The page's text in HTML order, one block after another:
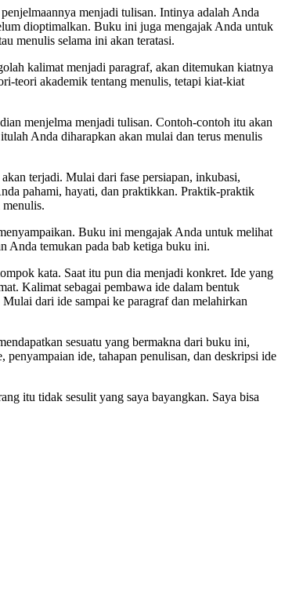
menjadi tulisan. Intinya adalah Anda
dioptimalkan. Buku ini juga mengajak Anda untuk
menulis selama ini akan teratasi.
kalimat menjadi paragraf, akan ditemukan kiatnya
teori akademik tentang menulis, tetapi kiat-kiat
menjelma menjadi tulisan. Contoh-contoh itu akan
Anda diharapkan akan mulai dan terus menulis
terjadi. Mulai dari fase persiapan, inkubasi,
pahami, hayati, dan praktikkan. Praktik-praktik
Buku ini mengajak Anda untuk melihat
Anda temukan pada bab ketiga buku ini.
kata. Saat itu pun dia menjadi konkret. Ide yang
Kalimat sebagai pembawa ide dalam bentuk
dari ide sampai ke paragraf dan melahirkan
sesuatu yang bermakna dari buku ini,
ide, tahapan penulisan, dan deskripsi ide
itu tidak sesulit yang saya bayangkan. Saya bisa